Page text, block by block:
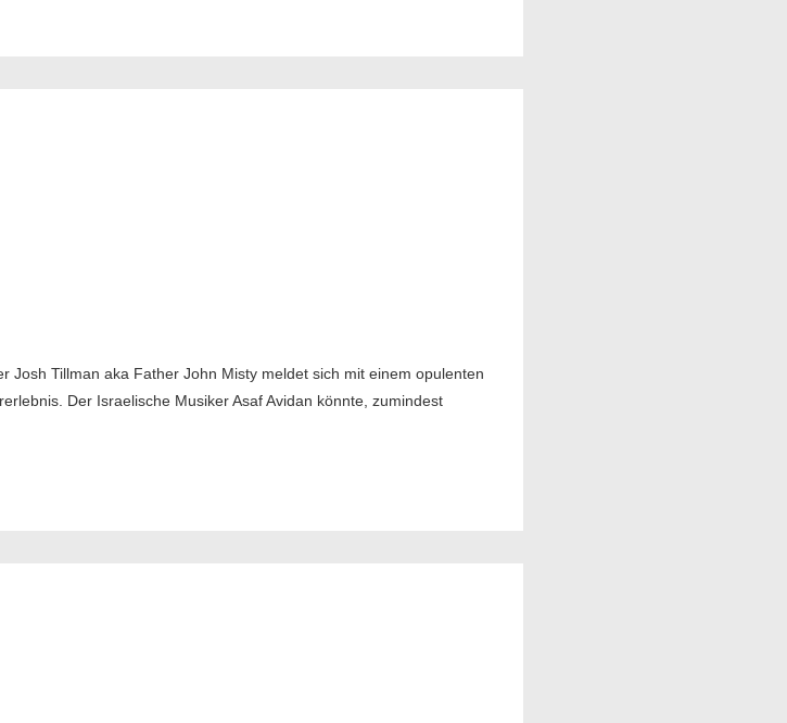
Josh Tillman aka Father John Misty meldet sich mit einem opulenten
Der Israelische Musiker Asaf Avidan könnte, zumindest